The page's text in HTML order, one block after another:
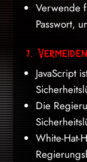
Verwende
Passwort,
7.
JavaScript
Die
White-Hat-